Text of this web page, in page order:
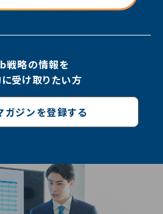
戦略の情報を
受け取りたい方
ガジンを登録する